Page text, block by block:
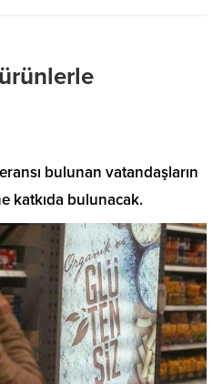
bulunan vatandaşların
katkıda bulunacak.